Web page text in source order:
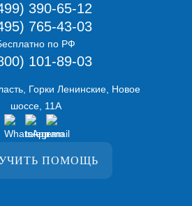
390-65-12
765-43-03
по РФ
101-89-03
ПОМОЩЬ
Горки Ленинские, Новое
шоссе, 11А